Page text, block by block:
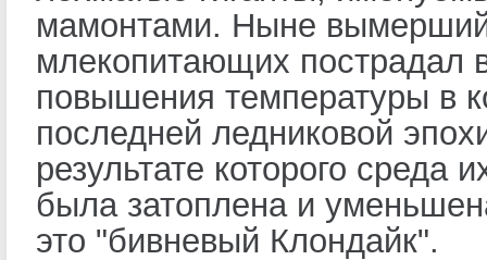
мамонтами. Ныне
млекопитающих пострадал
повышения температуры в
последней ледниковой
результате которого среда
была затоплена и
это "бивневый Клондайк".